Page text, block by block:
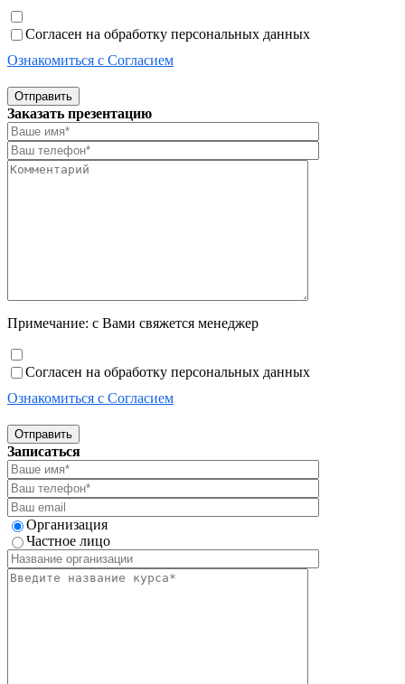
Согласен на обработку персональных данных
Ознакомиться с Согласием
Отправить
Заказать презентацию
Примечание: с Вами свяжется менеджер
Согласен на обработку персональных данных
Ознакомиться с Согласием
Отправить
Записаться
Организация
Частное лицо